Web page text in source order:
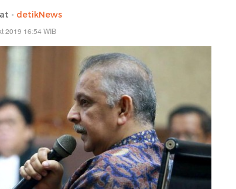
- detikNews
2019 16:54 WIB